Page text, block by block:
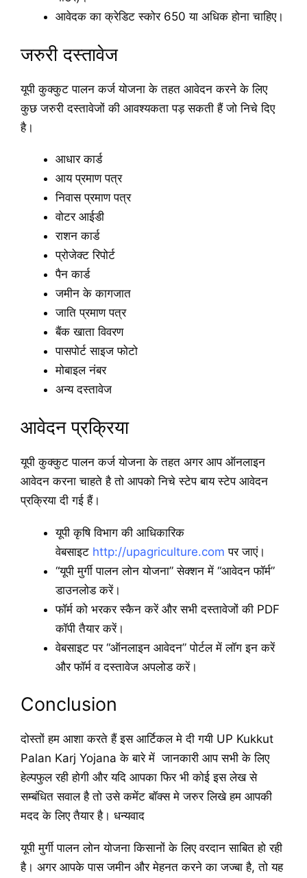
आवेदक का क्रेडिट स्कोर 650 या अधिक होना चाहिए।
जरुरी दस्तावेज
यूपी कुक्कुट पालन कर्ज योजना के तहत आवेदन करने के लिए
कुछ जरुरी दस्तावेजों की आवश्यकता पड़ सकती हैं जो निचे दिए
है।
आधार कार्ड
आय प्रमाण पत्र
निवास प्रमाण पत्र
वोटर आईडी
राशन कार्ड
प्रोजेक्ट रिपोर्ट
पैन कार्ड
जमीन के कागजात
जाति प्रमाण पत्र
बैंक खाता विवरण
पासपोर्ट साइज फोटो
मोबाइल नंबर
अन्य दस्तावेज
आवेदन प्रक्रिया
यूपी कुक्कुट पालन कर्ज योजना के तहत अगर आप ऑनलाइन
आवेदन करना चाहते है तो आपको निचे स्टेप बाय स्टेप आवेदन
प्रक्रिया दी गई हैं।
यूपी कृषि विभाग की आधिकारिक
वेबसाइट http://upagriculture.com पर जाएं।
“यूपी मुर्गी पालन लोन योजना” सेक्शन में “आवेदन फॉर्म”
डाउनलोड करें।
फॉर्म को भरकर स्कैन करें और सभी दस्तावेजों की PDF
कॉपी तैयार करें।
वेबसाइट पर “ऑनलाइन आवेदन” पोर्टल में लॉग इन करें
और फॉर्म व दस्तावेज अपलोड करें।
Conclusion
दोस्तों हम आशा करते हैं इस आर्टिकल मे दी गयी UP Kukkut
Palan Karj Yojana के बारे में जानकारी आप सभी के लिए
हेल्पफुल रही होगी और यदि आपका फिर भी कोई इस लेख से
सम्बंधित सवाल है तो उसे कमेंट बॉक्स मे जरुर लिखे हम आपकी
मदद के लिए तैयार है। धन्यवाद
यूपी मुर्गी पालन लोन योजना किसानों के लिए वरदान साबित हो रही
है। अगर आपके पास जमीन और मेहनत करने का जज्बा है, तो यह